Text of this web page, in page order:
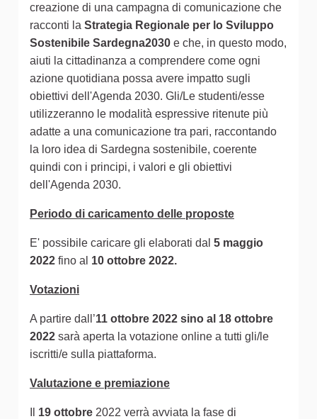
creazione di una campagna di comunicazione che
racconti la Strategia Regionale per lo Sviluppo
Sostenibile Sardegna2030 e che, in questo modo,
aiuti la cittadinanza a comprendere come ogni
azione quotidiana possa avere impatto sugli
obiettivi dell'Agenda 2030. Gli/Le studenti/esse
utilizzeranno le modalità espressive ritenute più
adatte a una comunicazione tra pari, raccontando
la loro idea di Sardegna sostenibile, coerente
quindi con i principi, i valori e gli obiettivi
dell'Agenda 2030.
Periodo di caricamento delle proposte
E' possibile caricare gli elaborati dal 5 maggio
2022 fino al 10 ottobre 2022.
Votazioni
A partire dall’11 ottobre 2022 sino al 18 ottobre
2022 sarà aperta la votazione online a tutti gli/le
iscritti/e sulla piattaforma.
Valutazione e premiazione
19 ottobre 2022 verrà avviata la fase di